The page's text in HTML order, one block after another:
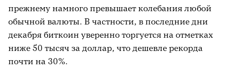
прежнему намного превышает колебания любой
обычной валюты. В частности, в последние дни
декабря биткоин уверенно торгуется на отметках
ниже 50 тысяч за доллар, что дешевле рекорда
почти на 30%.